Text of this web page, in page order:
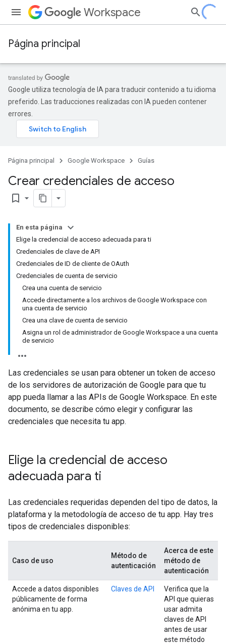
Workspace
Página principal
Google utiliza tecnología de IA para traducir contenido a tu idioma
preferido. Las traducciones realizadas con IA pueden contener
errores.
Página principal Google Workspace Guías
Crear credenciales de acceso
bookmark_border
En esta página
Elige la credencial de acceso adecuada para ti
Credenciales de clave de API
Credenciales de ID de cliente de OAuth
Credenciales de cuenta de servicio
Crea una cuenta de servicio
Accede directamente a los archivos de Google Workspace con
una cuenta de servicio
Crea una clave de cuenta de servicio
Asigna un rol de administrador de Google Workspace a una cuenta
de servicio
Las credenciales se usan para obtener un token de acceso
de los servidores de autorización de Google para que tu
app pueda llamar a las APIs de Google Workspace. En este
documento, se describe cómo elegir y configurar las
credenciales que necesita tu app.
Elige la credencial de acceso
adecuada para ti
Las credenciales requeridas dependen del tipo de datos, la
plataforma y la metodología de acceso de tu app. Hay tres
tipos de credenciales disponibles:
Caso de uso
Método de
autenticación
Acerca de este
método de
autenticación
Accede a datos disponibles
públicamente de forma
anónima en tu app.
Claves de API
Verifica que la
API que quieras
usar admita
claves de API
antes de usar
este método